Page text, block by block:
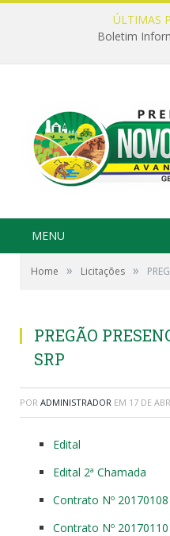
ÚLTIMAS
Boletim
MENU
Home » Licitações »
PREGÃO
SRP
POR ADMINISTRADOR EM 17 DE
Edital
Edital 2ª Chamada
Contrato Nº 20170108
Contrato Nº 20170110